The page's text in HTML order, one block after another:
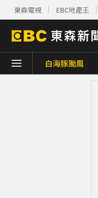
東森電視 EBC地產王
白海豚颱風